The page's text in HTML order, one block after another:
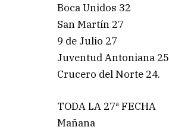
Boca Unidos 32
San Martín 27
9 de Julio 27
Juventud Antoniana 25
Crucero del Norte 24.
TODA LA 27ª FECHA
Mañana